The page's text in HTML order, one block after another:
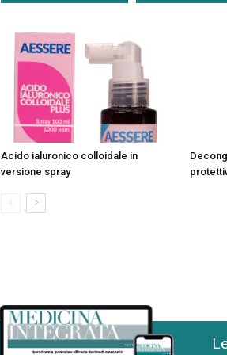
Acido ialuronico colloidale in
versione spray